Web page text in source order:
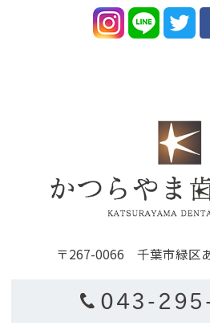
〒267-0066 千葉市緑区
043-